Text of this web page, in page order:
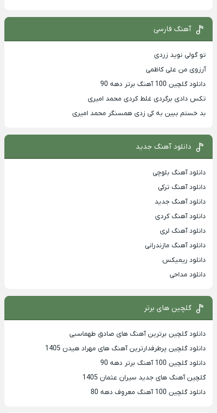
آهنگ فارسی
تو گولی نوید زردی
آرزوی من علی کاظمی
دانلود گلچین 100 آهنگ برتر دهه 90
تکس دادی برگردی غلط کردی محمد امیری
بد خستم ببین به کی زدی همسنگر محمد امیری
دانلود آهنگ جدید
دانلود آهنگ بلوچی
دانلود آهنگ ترکی
دانلود آهنگ جدید
دانلود آهنگ کردی
دانلود آهنگ لری
دانلود آهنگ مازندرانی
دانلود ریمیکس
دانلود مداحی
گلچین های برتر
دانلود گلچین برترین آهنگ های صادق طهماسبی
دانلود گلچین پرطرفدارترین آهنگ های مهراد هیدن 1405
دانلود گلچین 100 آهنگ برتر دهه 90
گلچین آهنگ های جدید سیران عثمان 1405
دانلود گلچین 100 آهنگ معروف دهه 80